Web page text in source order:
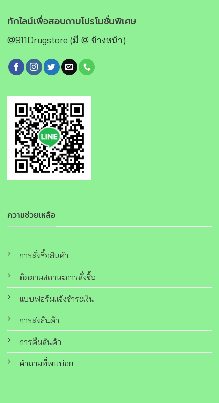
ความช่วยเหลือ
การสั่งซื้อสินค้า
ติดตามสถานะการสั่งซื้อ
แบบฟอร์มแจ้งชำระเงิน
การส่งสินค้า
การคืนสินค้า
คำถามที่พบบ่อย
ทักไลน์เพื่อสอบถามโปรโมชั่นพิเศษ
@911Drugstore (มี @ ข้างหน้า)